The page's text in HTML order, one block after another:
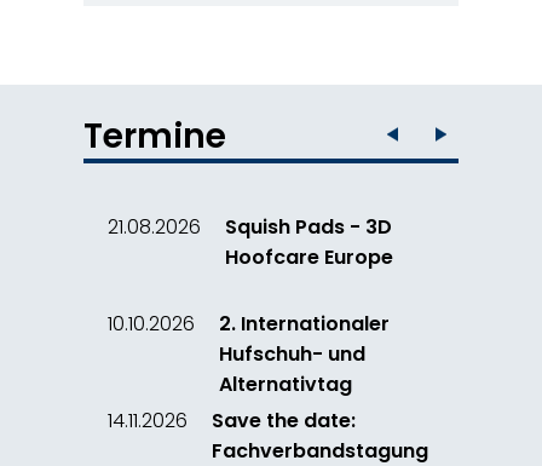
Termine
21.08.2026
Squish Pads - 3D
Hoofcare Europe
10.10.2026
2. Internationaler
Hufschuh- und
Alternativtag
14.11.2026
Save the date:
Fachverbandstagung